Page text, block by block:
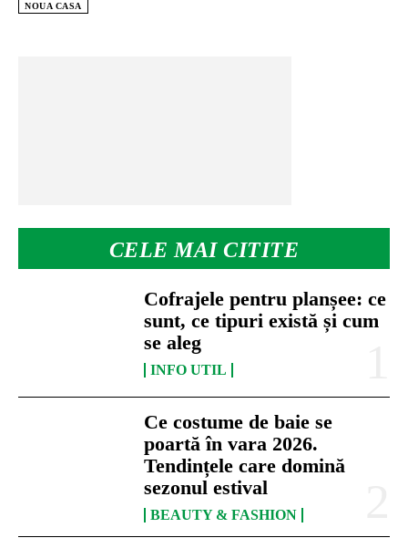
CELE MAI CITITE
Cofrajele pentru planșee: ce
sunt, ce tipuri există și cum
se aleg
INFO UTIL
Ce costume de baie se
poartă în vara 2026.
Tendințele care domină
sezonul estival
BEAUTY & FASHION
NOUA CASA